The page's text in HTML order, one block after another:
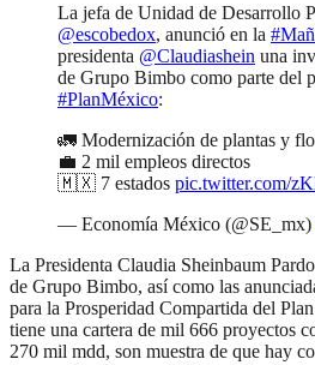
La jefa de Unidad de Desarrollo
@escobedox, anunció en la
presidenta @Claudiashein una
de Grupo Bimbo como parte del
#PlanMéxico:
🚛 Modernización de plantas y
💼 2 mil empleos directos
🇲🇽 7 estados pic.twitter.com/
— Economía México (@SE_mx)
La Presidenta Claudia Sheinbaum
de Grupo Bimbo, así como las
para la Prosperidad Compartida del
tiene una cartera de mil 666 proyectos
270 mil mdd, son muestra de que hay